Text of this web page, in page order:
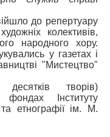
до репертуару
колективів,
народного хору.
у газетах і
"Мистецтво"
творів)
фондах Інституту
етнографії ім. М.